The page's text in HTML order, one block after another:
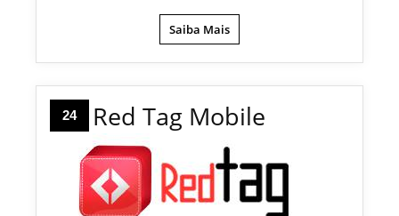
Saiba Mais
24 Red Tag Mobile